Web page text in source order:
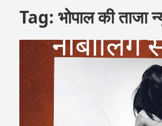
Tag: भोपाल की ताजा